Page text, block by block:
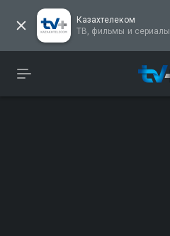
Казахтелеком
ТВ, фильмы и сериалы